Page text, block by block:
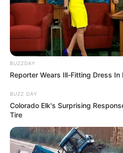
Einwanderung der
wird, der das Fläming
hat. Informationen unter
wanderweg Hoher Fläming
Schloss Annaburg - Einst
sächsischen Herzog
sowie mehreren
informiert im Schloss
Anlage. Informationen
BUZZDAY
Reporter Wears Ill-Fitting Dress In
BUZZ DAY
Colorado Elk's Surprising
Tire